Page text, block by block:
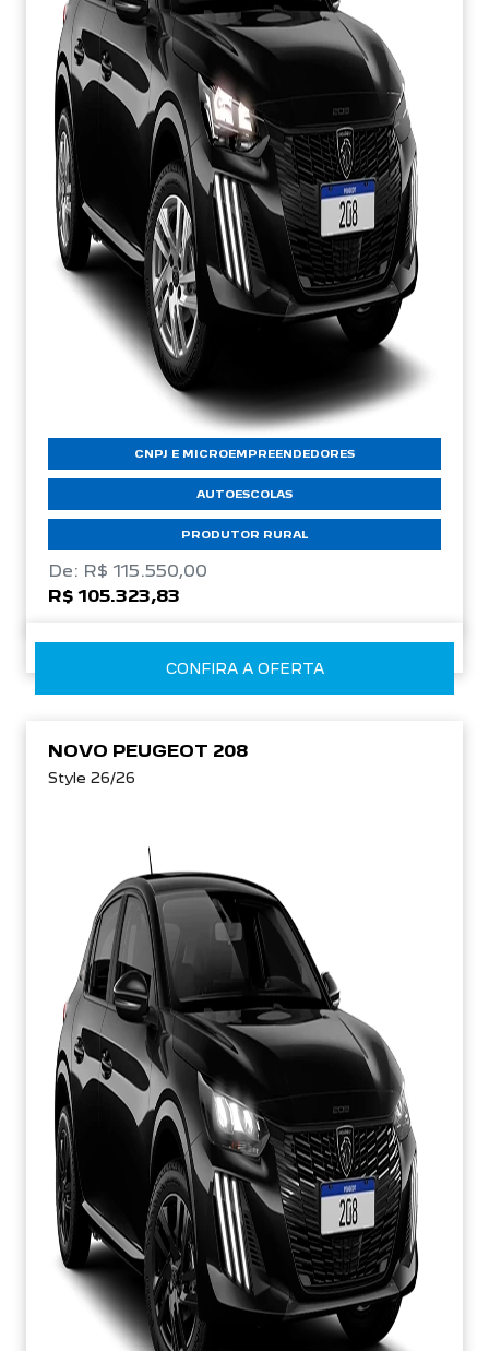
CNPJ E MICROEMPREENDEDORES
AUTOESCOLAS
PRODUTOR RURAL
De: R$ 115.550,00
R$ 105.323,83
CONFIRA A OFERTA
NOVO PEUGEOT 208
Style 26/26